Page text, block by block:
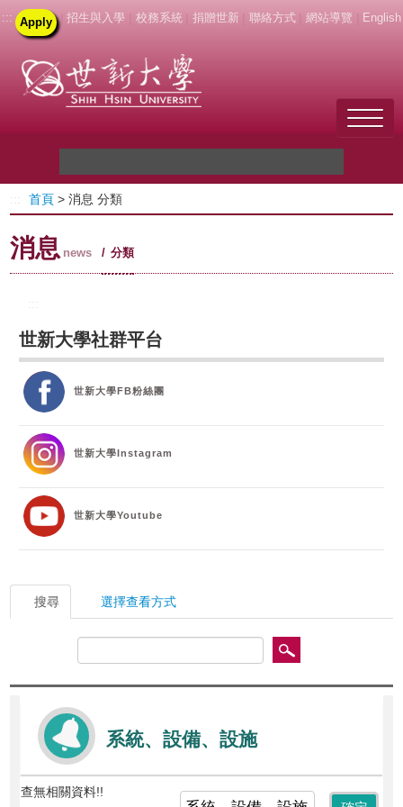
::: Apply | 招生與入學 校務系統 捐贈世新 聯絡方式 網站導覽 English
關於世新
未來學生
在校生
教職員
校友
媒體
首頁 > 消息 分類
消息 news 分類
世新大學社群平台
世新大學FB粉絲團
世新大學Instagram
世新大學Youtube
搜尋 選擇查看方式
系統、設備、設施
查無相關資料!!